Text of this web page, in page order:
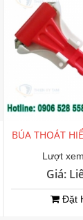
BÚA THOÁT
Lượt
Giá:
Đặt